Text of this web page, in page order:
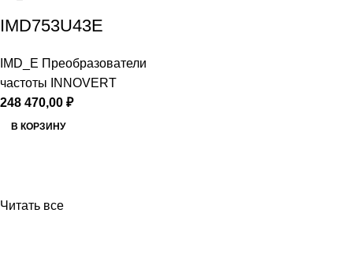
IMD753U43E
IMD_E Преобразователи
частоты INNOVERT
248 470,00 ₽
В КОРЗИНУ
Читать все